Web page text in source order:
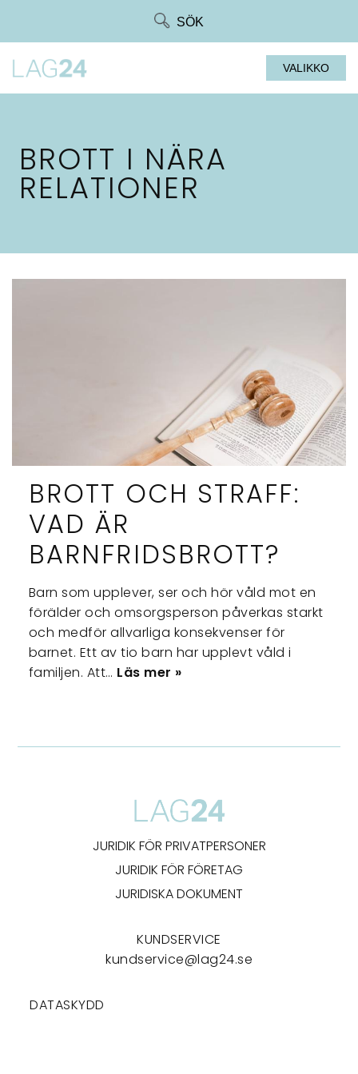
SÖK
VALIKKO
BROTT I NÄRA
RELATIONER
BROTT OCH STRAFF:
VAD ÄR
BARNFRIDSBROTT?
Barn som upplever, ser och hör våld mot en
förälder och omsorgsperson påverkas starkt
och medför allvarliga konsekvenser för
barnet. Ett av tio barn har upplevt våld i
familjen. Att… Läs mer »
JURIDIK FÖR PRIVATPERSONER
JURIDIK FÖR FÖRETAG
JURIDISKA DOKUMENT
KUNDSERVICE
kundservice@lag24.se
DATASKYDD